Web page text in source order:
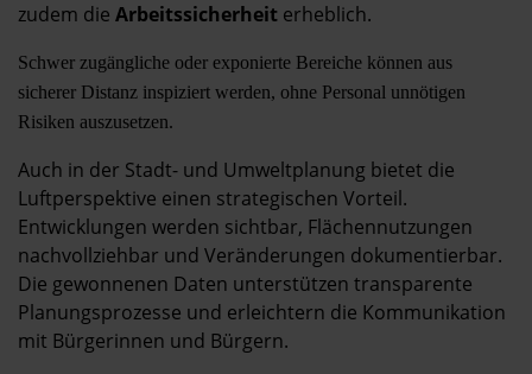
zudem die Arbeitssicherheit erheblich.
Schwer zugängliche oder exponierte Bereiche können aus
sicherer Distanz inspiziert werden, ohne Personal unnötigen
Risiken auszusetzen.
Auch in der Stadt- und Umweltplanung bietet die
Luftperspektive einen strategischen Vorteil.
Entwicklungen werden sichtbar, Flächennutzungen
nachvollziehbar und Veränderungen dokumentierbar.
Die gewonnenen Daten unterstützen transparente
Planungsprozesse und erleichtern die Kommunikation
mit Bürgerinnen und Bürgern.